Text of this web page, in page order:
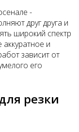
-
друг друга и
широкий спектр
и
зависит от
его
резки